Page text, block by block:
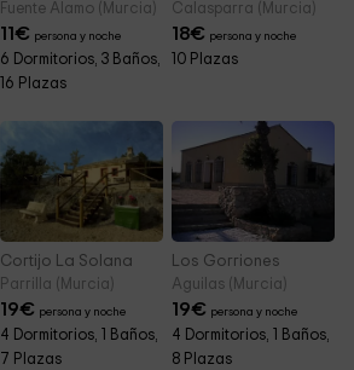
Fuente Alamo (Murcia)
11€ persona y noche
6 Dormitorios, 3 Baños,
16 Plazas
Calasparra (Murcia)
18€ persona y noche
10 Plazas
Cortijo La Solana
Parrilla (Murcia)
19€ persona y noche
4 Dormitorios, 1 Baños,
7 Plazas
Los Gorriones
Aguilas (Murcia)
19€ persona y noche
4 Dormitorios, 1 Baños,
8 Plazas